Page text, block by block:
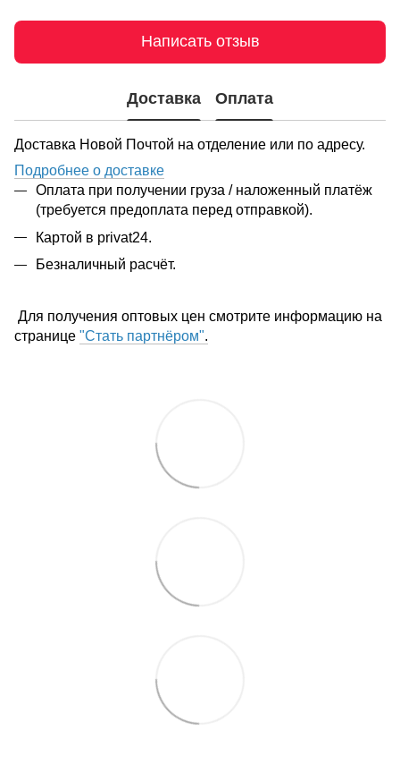
Написать отзыв
Доставка Оплата
Доставка Новой Почтой на отделение или по адресу.
Подробнее о доставке
Оплата при получении груза / наложенный платёж
(требуется предоплата перед отправкой).
Картой в privat24.
Безналичный расчёт.
Для получения оптовых цен смотрите информацию на
странице "Стать партнёром".